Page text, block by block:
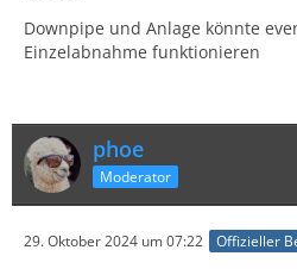
Downpipe und Anlage könnte
Einzelabnahme funktionieren
phoe
Moderator
29. Oktober 2024 um 07:22 Offizieller